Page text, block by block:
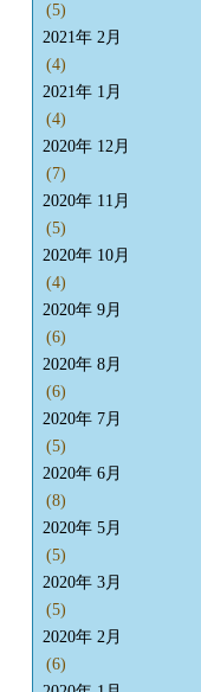
(5)
2021年 2月
(4)
2021年 1月
(4)
2020年 12月
(7)
2020年 11月
(5)
2020年 10月
(4)
2020年 9月
(6)
2020年 8月
(6)
2020年 7月
(5)
2020年 6月
(8)
2020年 5月
(5)
2020年 3月
(5)
2020年 2月
(6)